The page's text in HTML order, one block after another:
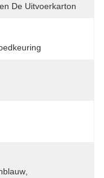
De Uitvoerkarton